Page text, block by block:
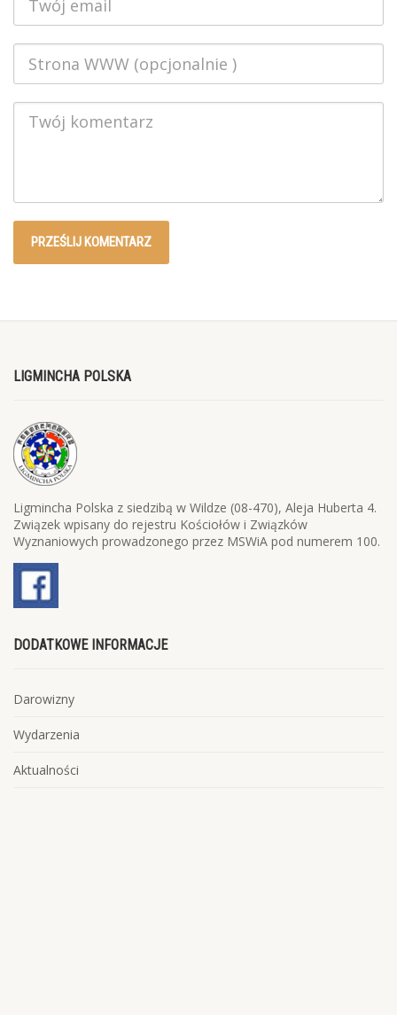
LIGMINCHA POLSKA
Ligmincha Polska z siedzibą w Wildze (08-470), Aleja Huberta 4.
Związek wpisany do rejestru Kościołów i Związków
Wyznaniowych prowadzonego przez MSWiA pod numerem 100.
DODATKOWE INFORMACJE
Darowizny
Wydarzenia
Aktualności